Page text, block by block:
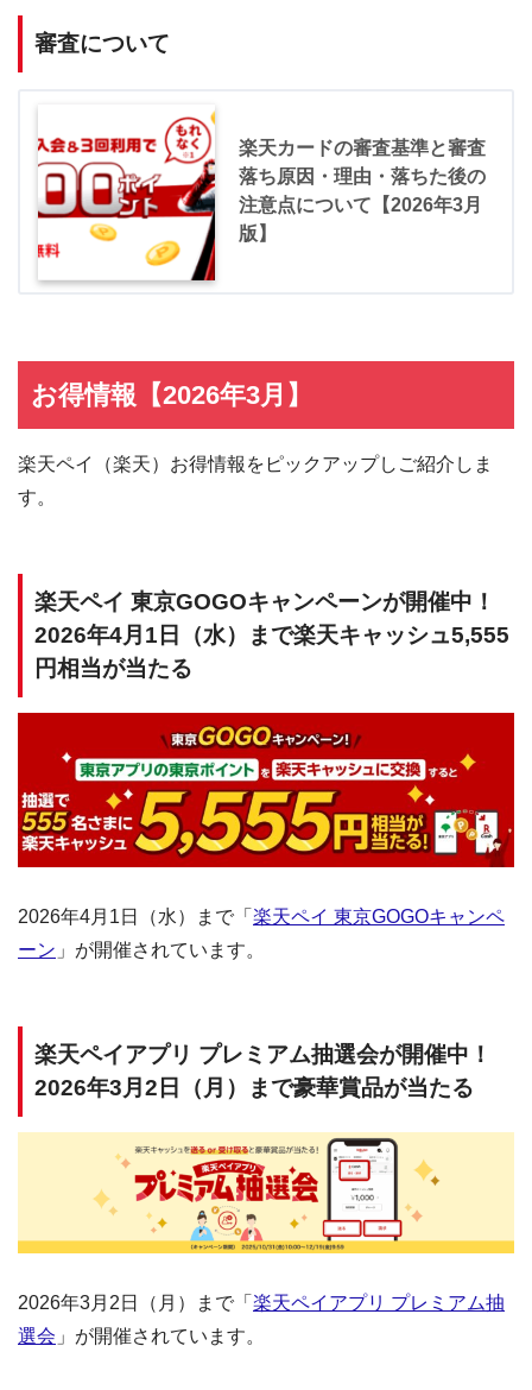
審査について
楽天カードの審査基準と審査
落ち原因・理由・落ちた後の
注意点について【2026年3月
版】
お得情報【2026年3月】
楽天ペイ（楽天）お得情報をピックアップしご紹介しま
す。
楽天ペイ 東京GOGOキャンペーンが開催中！
2026年4月1日（水）まで楽天キャッシュ5,555
円相当が当たる
2026年4月1日（水）まで「 楽天ペイ 東京GOGOキャンペ
ーン 」が開催されています。
楽天ペイアプリ プレミアム抽選会が開催中！
2026年3月2日（月）まで豪華賞品が当たる
2026年3月2日（月）まで「 楽天ペイアプリ プレミアム抽
選会 」が開催されています。